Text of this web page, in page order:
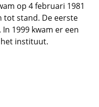
op 4 februari 1981
tot stand. De eerste
. In 1999 kwam er een
instituut.